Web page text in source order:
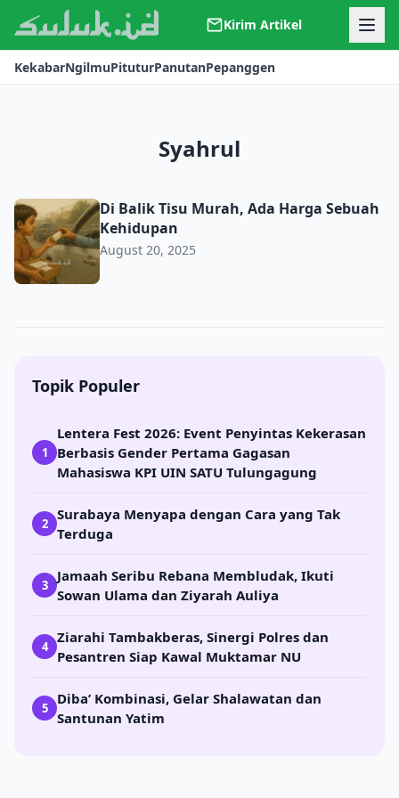
Kirim Artikel
Kerjasama
Kontak
KekabarNgilmuPituturPanutanPepanggen
Syahrul
Di Balik Tisu Murah, Ada Harga Sebuah Kehidupan
Di Balik Tisu Murah, Ada Harga Sebuah
Kehidupan
August 20, 2025
Topik Populer
1
Lentera Fest 2026: Event Penyintas Kekerasan
Berbasis Gender Pertama Gagasan
Mahasiswa KPI UIN SATU Tulungagung
2
Surabaya Menyapa dengan Cara yang Tak
Terduga
3
Jamaah Seribu Rebana Membludak, Ikuti
Sowan Ulama dan Ziyarah Auliya
4
Ziarahi Tambakberas, Sinergi Polres dan
Pesantren Siap Kawal Muktamar NU
5
Diba’ Kombinasi, Gelar Shalawatan dan
Santunan Yatim